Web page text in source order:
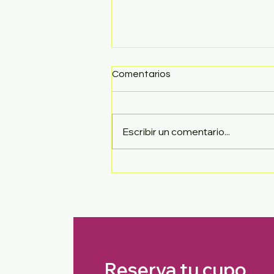
Comentarios
Escribir un comentario...